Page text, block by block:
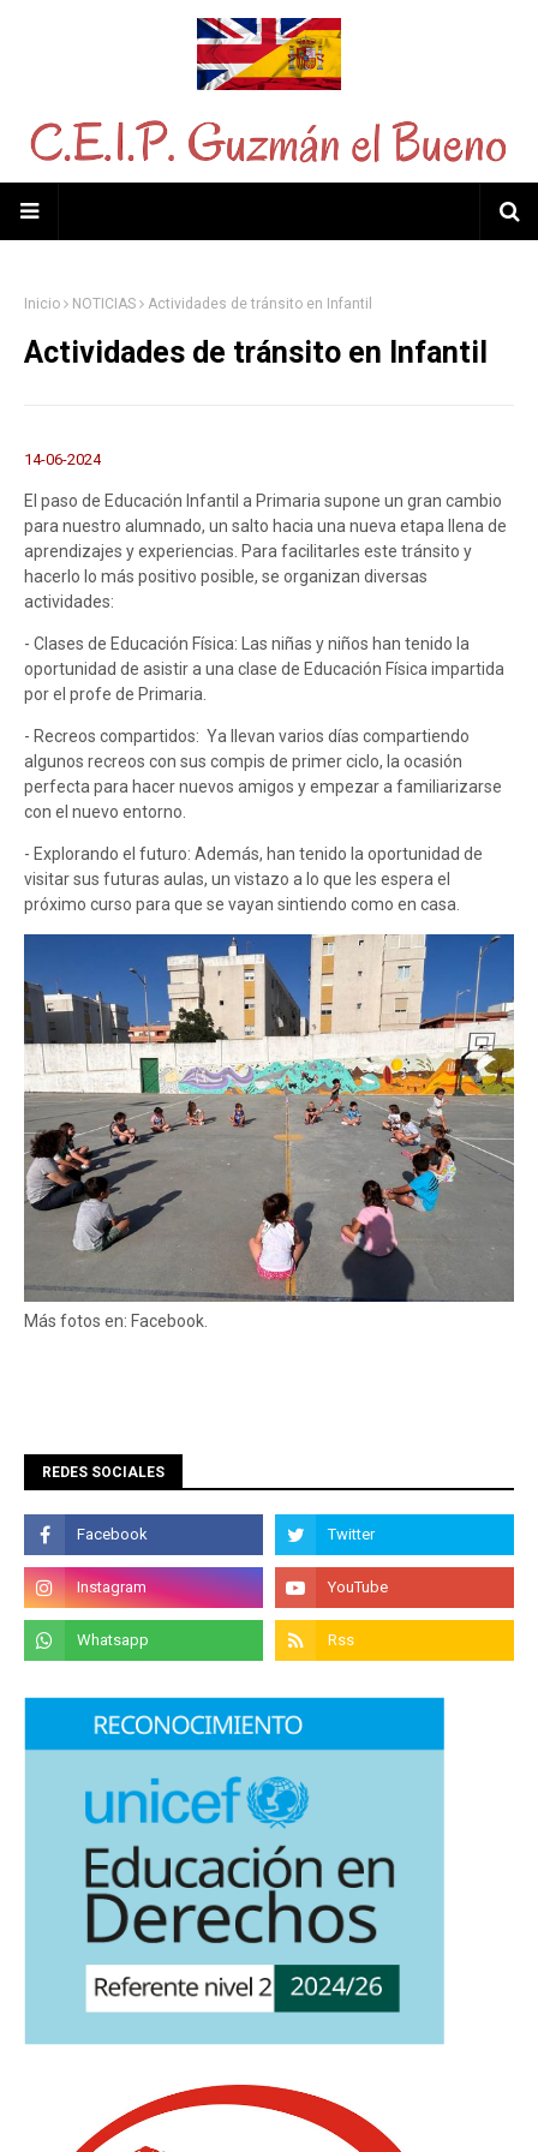
Inicio NOTICIAS Actividades de tránsito en Infantil
Actividades de tránsito en Infantil
14-06-2024
El paso de Educación Infantil a Primaria supone un gran cambio
para nuestro alumnado, un salto hacia una nueva etapa llena de
aprendizajes y experiencias. Para facilitarles este tránsito y
hacerlo lo más positivo posible, se organizan diversas
actividades:
- Clases de Educación Física: ‍Las niñas y niños han tenido la
oportunidad de asistir a una clase de Educación Física impartida
por el profe de Primaria.
- Recreos compartidos: Ya llevan varios días compartiendo
algunos recreos con sus compis de primer ciclo, la ocasión
perfecta para hacer nuevos amigos y empezar a familiarizarse
con el nuevo entorno.
- Explorando el futuro: Además, han tenido la oportunidad de
visitar sus futuras aulas, un vistazo a lo que les espera el
próximo curso para que se vayan sintiendo como en casa.
Más fotos en: Facebook.
REDES SOCIALES